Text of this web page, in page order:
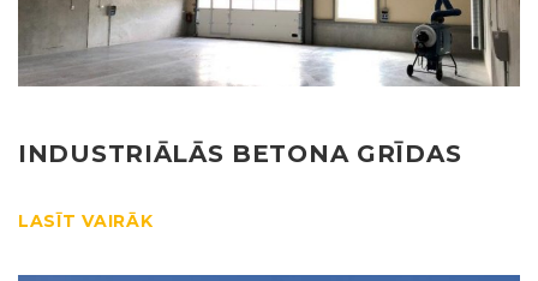
INDUSTRIĀLĀS BETONA GRĪDAS
LASĪT VAIRĀK